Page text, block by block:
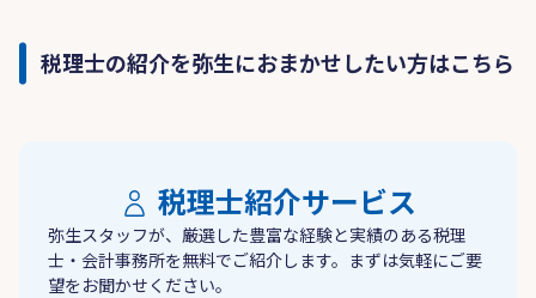
税理士の紹介を弥生におまかせしたい方はこちら
税理士紹介サービス
弥生スタッフが、厳選した豊富な経験と実績のある税理
士・会計事務所を無料でご紹介します。まずは気軽にご要
望をお聞かせください。